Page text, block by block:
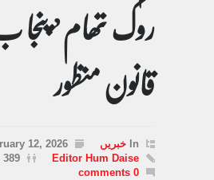
روک تھام’
قانون منظور
In خبریں
12, 2026
Editor Hum Daise
389 Views
0 comments